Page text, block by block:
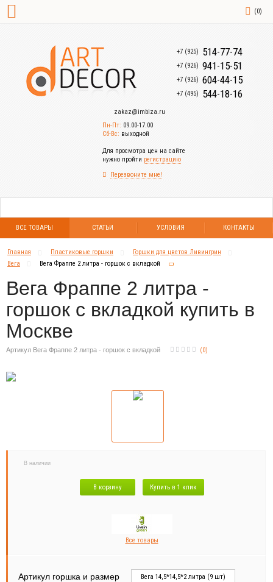
(0)
+7 (925) 514-77-74
+7 (926) 941-15-51
+7 (926) 604-44-15
+7 (495) 544-18-16
zakaz@imbiza.ru
Пн-Пт: 09.00-17.00
Сб-Вс: выходной
Для просмотра цен на сайте
нужно пройти регистрацию
Перезвоните мне!
ВСЕ ТОВАРЫ СТАТЬИ УСЛОВИЯ КОНТАКТЫ
Главная Пластиковые горшки
Горшки для цветов Ливингрин
Вега
Вега Фраппе 2 литра - горшок с вкладкой
Вега Фраппе 2 литра -
горшок с вкладкой купить в
Москве
Артикул Вега Фраппе 2 литра - горшок с вкладкой (0)
В наличии
В корзину Купить в 1 клик
Все товары
Артикул горшка и размер Вега 14,5*14,5*2 литра (9 шт)